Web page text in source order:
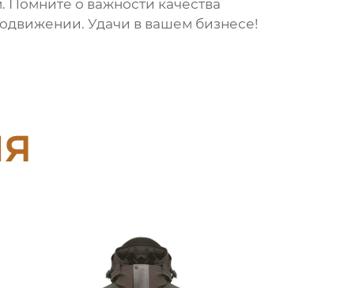
Помните о важности качества
Удачи в вашем бизнесе!